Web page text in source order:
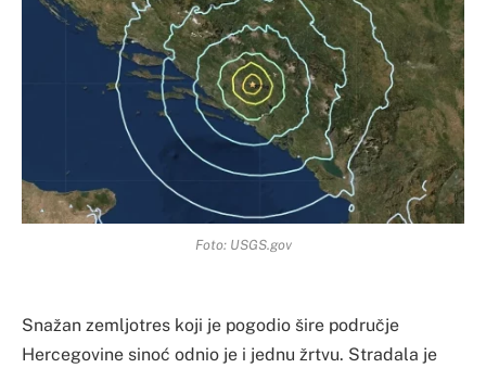
Foto: USGS.gov
Snažan zemljotres koji je pogodio šire područje
Hercegovine sinoć odnio je i jednu žrtvu. Stradala je